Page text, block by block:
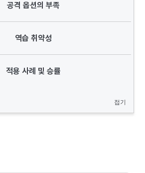
공격 옵션의 부족
역습 취약성
적용 사례 및 승률
접기